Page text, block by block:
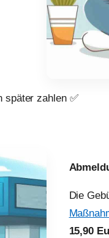
später zahlen ✅
Die
15,90